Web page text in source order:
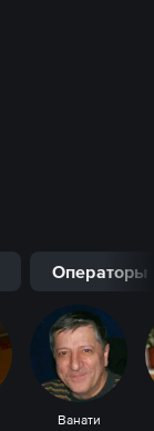
Операторы
Ванати